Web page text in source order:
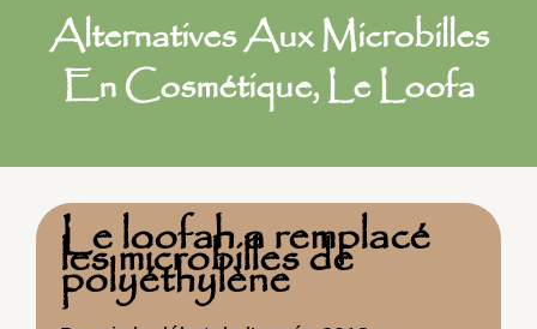
Alternatives Aux Microbilles
En Cosmétique, Le Loofa
Le loofah a remplacé
les microbilles de
polyéthylène